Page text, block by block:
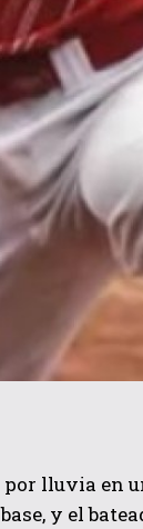
lluvia en
y el